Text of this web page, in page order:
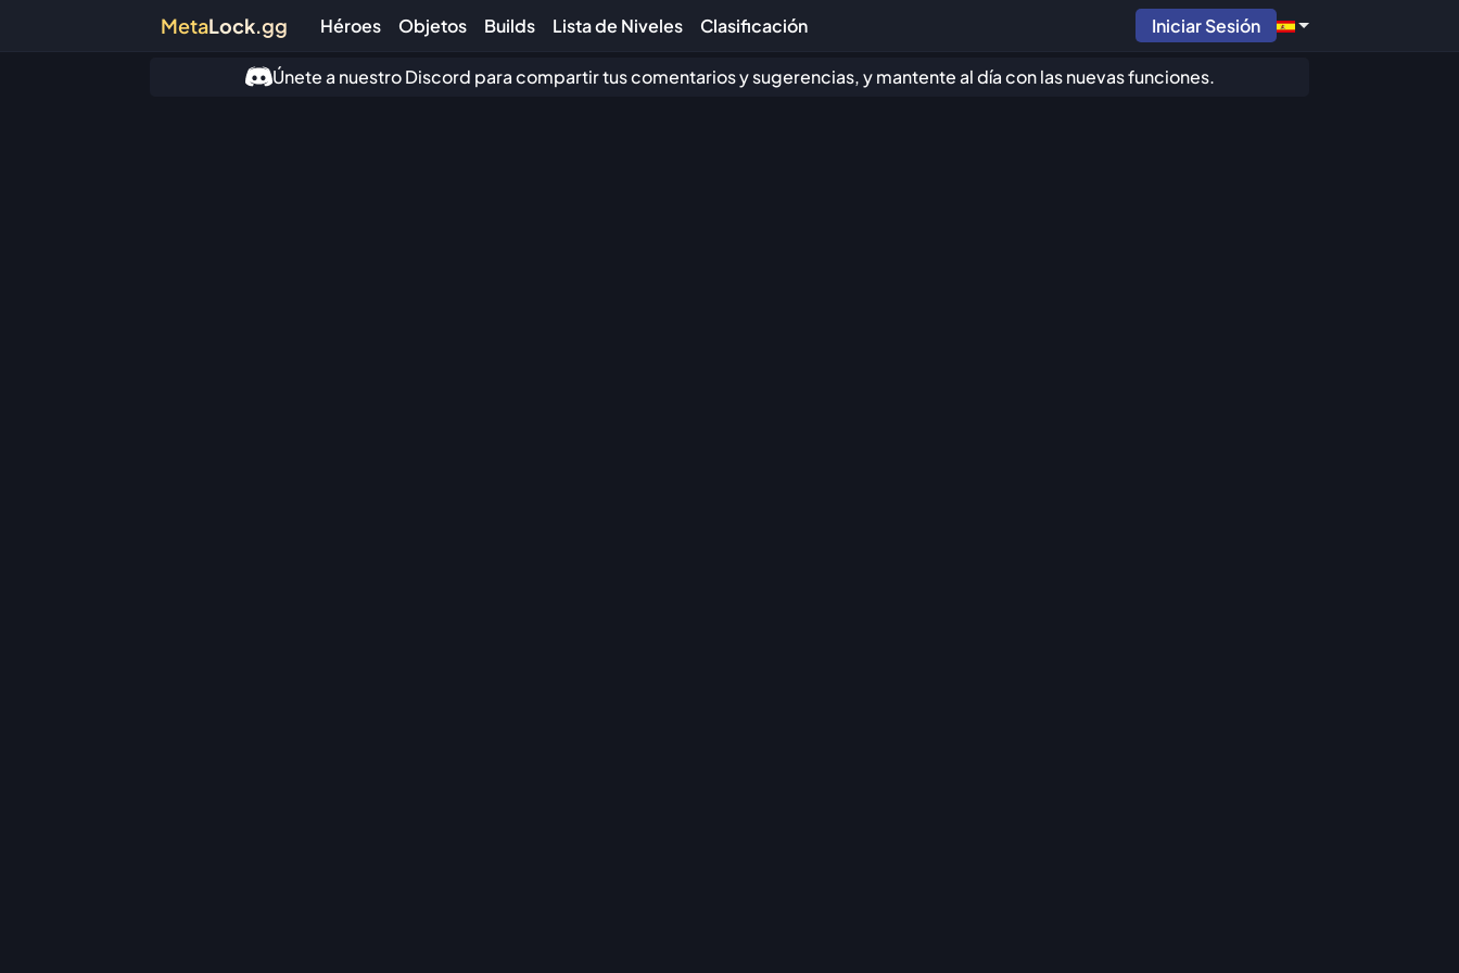
MetaLock.gg Héroes Objetos Builds Lista de Niveles Clasificación Iniciar Sesión
Únete a nuestro Discord para compartir tus comentarios y sugerencias, y mantente al día con las nuevas funciones.